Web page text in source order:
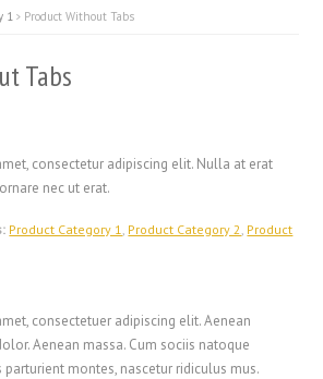
1 Product Without Tabs
Tabs
consectetur adipiscing elit. Nulla at erat
nec ut erat.
Product Category 1 Product Category 2 Product
consectetuer adipiscing elit. Aenean
Aenean massa. Cum sociis natoque
montes, nascetur ridiculus mus.